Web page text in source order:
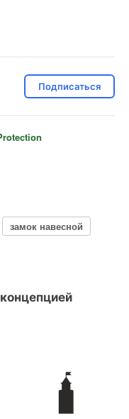
Подписаться
замок навесной